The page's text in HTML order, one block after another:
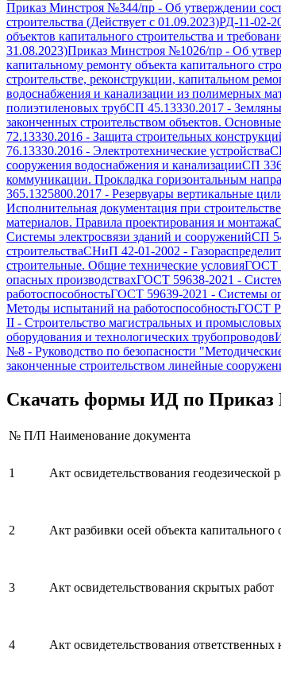
Приказ Минстроя №344/пр - Об утверждении
строительства (Действует с 01.09.2023)РД-11-02-
объектов капитального строительства и
31.08.2023)Приказ Минстроя №1026/пр - Об
капитальному ремонту объекта капитального
строительстве, реконструкции, капитальном
водоснабжения и канализации из полимерных
полиэтиленовых трубСП 45.13330.2017 -
законченных строительством объектов.
72.13330.2016 - Защита строительных
76.13330.2016 - Электротехнические устройства
сооружения водоснабжения и канализацииСП
коммуникации. Прокладка горизонтальным
365.1325800.2017 - Резервуары вертикальные
Исполнительная документация при
материалов. Правила проектирования и монтажа
Системы электросвязи зданий и сооруженийСП
строительстваСНиП 42-01-2002 -
строительные. Общие технические условияГОСТ
опасных производствахГОСТ 59638-2021 -
работоспособностьГОСТ 59639-2021 - Системы
Методы испытаний на работоспособностьГОСТ Р
II - Строительство магистральных и
оборудования и технологических трубопроводов
№8 - Руководство по безопасности
законченные строительством линейные
Скачать формы ИД по Приказ
№ П/П Наименование документа
1 Акт освидетельствования геодезической
2 Акт разбивки осей объекта капитального
3 Акт освидетельствования скрытых работ
4 Акт освидетельствования ответственных